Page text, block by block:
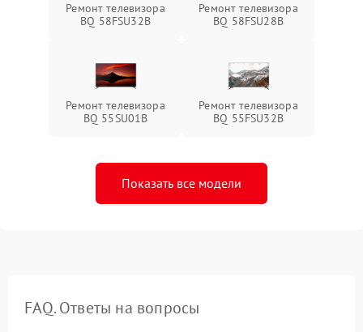
Ремонт телевизора
BQ 58FSU32B
Ремонт телевизора
BQ 58FSU28B
Ремонт телевизора
BQ 55SU01B
Ремонт телевизора
BQ 55FSU32B
Показать все модели
FAQ. Ответы на вопросы